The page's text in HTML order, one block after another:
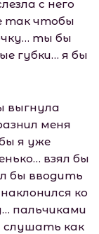
с него
так чтобы
ты бы
губки… я бы
выгнула
меня
я уже
взял бы
бы вводить
ко
пальчиками
слушать как